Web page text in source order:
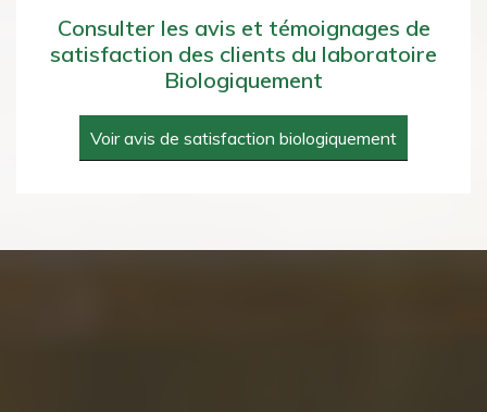
Consulter les avis et témoignages de
satisfaction des clients du laboratoire
Biologiquement
Voir avis de satisfaction biologiquement